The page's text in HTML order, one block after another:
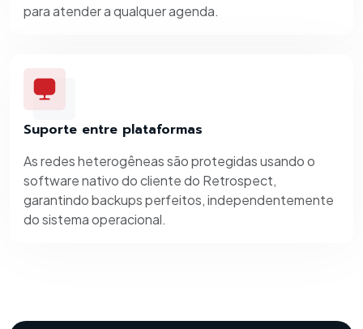
para atender a qualquer agenda.
Suporte entre plataformas
As redes heterogêneas são protegidas usando o
software nativo do cliente do Retrospect,
garantindo backups perfeitos, independentemente
do sistema operacional.